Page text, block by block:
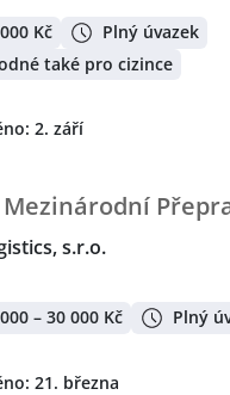
Kč
Plný úvazek
také pro cizince
2. září
Mezinárodní
s.r.o.
– 30 000 Kč Plný
21. března